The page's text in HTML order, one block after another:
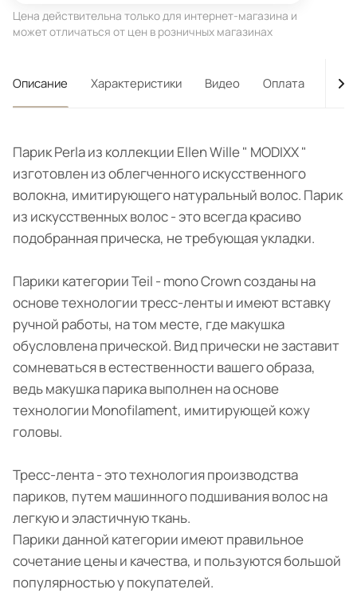
Цена действительна только для интернет-магазина и
может отличаться от цен в розничных магазинах
Описание Характеристики Видео Оплата
Парик Perla из коллекции Ellen Wille " MODIXX "
изготовлен из облегченного искусственного
волокна, имитирующего натуральный волос. Парик
из искусственных волос - это всегда красиво
подобранная прическа, не требующая укладки.
Парики категории Teil - mono Crown созданы на
основе технологии тресс-ленты и имеют вставку
ручной работы, на том месте, где макушка
обусловлена прической. Вид прически не заставит
сомневаться в естественности вашего образа,
ведь макушка парика выполнен на основе
технологии Monofilament, имитирующей кожу
головы.
Тресс-лента - это технология производства
париков, путем машинного подшивания волос на
легкую и эластичную ткань.
Парики данной категории имеют правильное
сочетание цены и качества, и пользуются большой
популярностью у покупателей.